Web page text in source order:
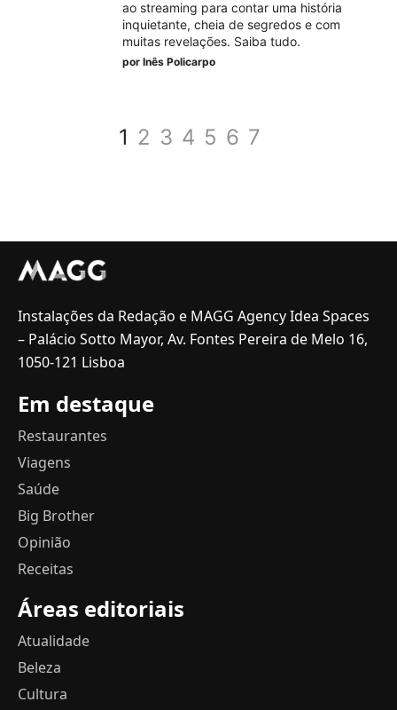
ao streaming para contar uma história
inquietante, cheia de segredos e com
muitas revelações. Saiba tudo.
por Inês Policarpo
1 2 3 4 5 6 7
Instalações da Redação e MAGG Agency Idea Spaces
– Palácio Sotto Mayor, Av. Fontes Pereira de Melo 16,
1050-121 Lisboa
Em destaque
Restaurantes
Viagens
Saúde
Big Brother
Opinião
Receitas
Áreas editoriais
Atualidade
Beleza
Cultura